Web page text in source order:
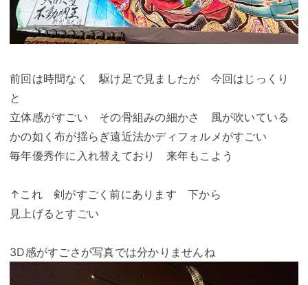
前回は時間なく 駆け足で見ましたが 今回はじっくり
と
立体感がすごい その骨組みの細かさ 風が吹いている
かの如く布が揺らぎ遠近法かディフォルメがすごい
毎年優秀作に入れ替えており 来年もこよう
↑これ 剣がすごく前にあります 下から
見上げるとすごい
3D感がすごさが写真では分かりませんね